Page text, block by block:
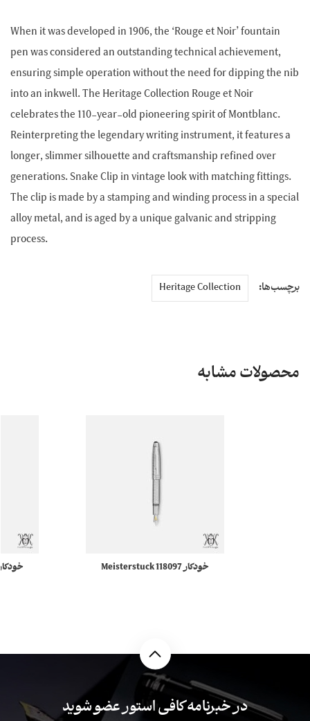
When it was developed in 1906, the ‘Rouge et Noir’ fountain
pen was considered an outstanding technical achievement,
ensuring simple operation without the need for dipping the nib
into an inkwell. The Heritage Collection Rouge et Noir
celebrates the 110-year-old pioneering spirit of Montblanc.
Reinterpreting the legendary writing instrument, it features a
longer, slimmer silhouette and craftsmanship refined over
generations. Snake Clip in vintage look with matching fittings.
The clip is made by a stamping and winding process in a special
alloy metal, and is aged by a unique galvanic and stripping
process.
برچسب‌ها: Heritage Collection
محصولات مشابه
خودکار 118097 Meisterstuck
در خبرنامه کافی استور عضو شوید